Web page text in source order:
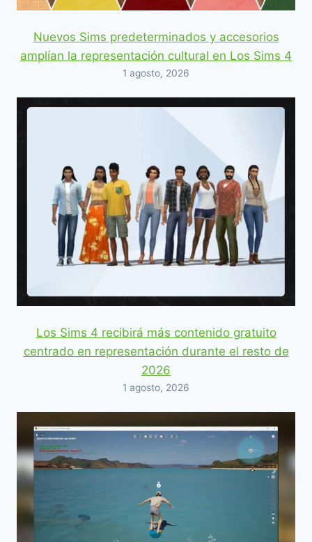
Nuevos Sims predeterminados y accesorios
amplían la representación cultural en Los Sims 4
1 agosto, 2026
Los Sims 4 recibirá más contenido gratuito
centrado en representación durante el resto de
2026
1 agosto, 2026